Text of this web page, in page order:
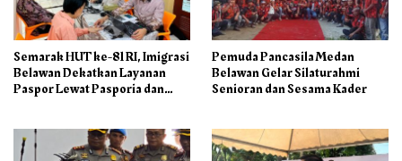
Semarak HUT ke-81 RI, Imigrasi
Belawan Dekatkan Layanan
Paspor Lewat Pasporia dan
Pemuda Pancasila Medan
Belawan Gelar Silaturahmi
Senioran dan Sesama Kader